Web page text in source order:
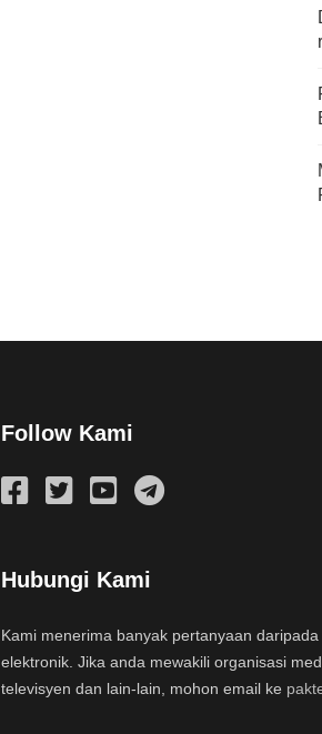
Follow Kami
Hubungi Kami
Kami menerima banyak pertanyaan daripada
elektronik. Jika anda mewakili organisasi
televisyen dan lain-lain, mohon email ke